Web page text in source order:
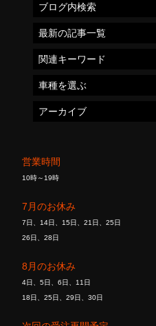
営業時間
10時～19時
7月のお休み
7日、14日、15日、21日、25日
26日、28日
8月のお休み
4日、5日、6日、11日
18日、25日、29日、30日
ブログ内検索
最新の記事一覧
関連キーワード
車種を選ぶ
アーカイブ